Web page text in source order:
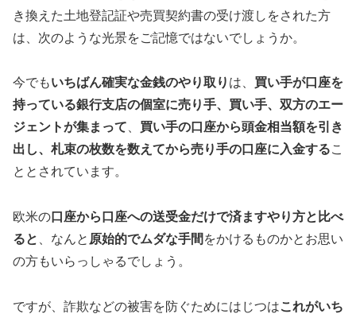
き換えた土地登記証や売買契約書の受け渡しをされた方
は、次のような光景をご記憶ではないでしょうか。
今でもいちばん確実な金銭のやり取り は、 買い手が口座を
持っている銀行支店の個室に売り手、買い手、双方のエー
ジェントが集まって
買い手の口座から頭金相当額を引き
出し、札束の枚数を数えてから売り手の口座に入金するこ
ととされています。
欧米の口座から口座への送受金だけで済ますやり方と比べ
ると
、なんと 原始的でムダな手間 をかけるものかとお思い
の方もいらっしゃるでしょう。
ですが、詐欺などの被害を防ぐためにはじつはこれがいち